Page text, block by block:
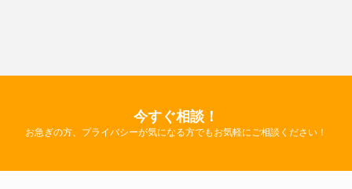
今すぐ相談！
お急ぎの方、プライバシーが気になる方でもお気軽にご相談ください！